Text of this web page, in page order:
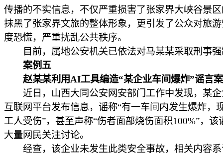
传播的不实信息，不仅严重损害了张家界大峡谷景
抹黑了张家界文旅的整体形象，更引发了公众对旅
度恐慌，严重扰乱公共秩序。
目前，属地公安机关已依法对马某某采取刑事强
案例五
赵某某利用AI工具编造“某企业车间爆炸”谣言案
近日，山西大同公安网安部门工作中发现，某企
互联网平台发布信息，谣称“有一车间内发生爆炸，
工人受伤”，甚至声称“伤者面部烧伤面积100%”，该
大量网民关注讨论。
经查，该企业未发生此类安全事故，相关内容系